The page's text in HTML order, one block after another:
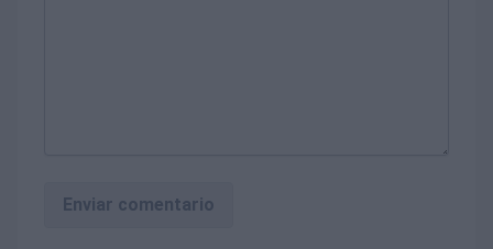
Enviar comentario